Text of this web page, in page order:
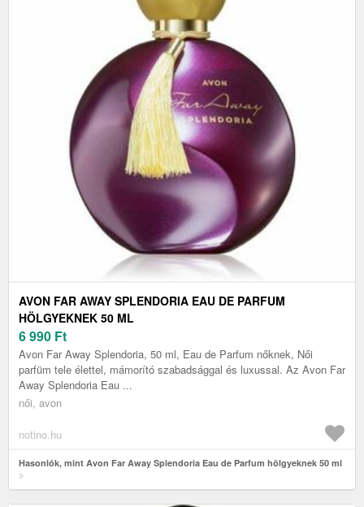
AVON FAR AWAY SPLENDORIA EAU DE PARFUM
HÖLGYEKNEK 50 ML
6 990 Ft
Avon Far Away Splendoria, 50 ml, Eau de Parfum nőknek, Női
parfüm tele élettel, mámorító szabadsággal és luxussal. Az Avon Far
Away Splendoria Eau ...
női, avon
notino.hu
Hasonlók, mint Avon Far Away Splendoria Eau de Parfum hölgyeknek 50 ml